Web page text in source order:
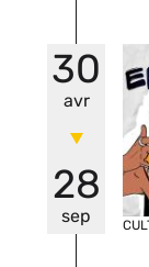
30
avr
28
sep